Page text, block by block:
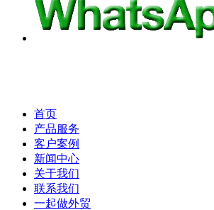
首页
产品服务
客户案例
新闻中心
关于我们
联系我们
一起做外贸